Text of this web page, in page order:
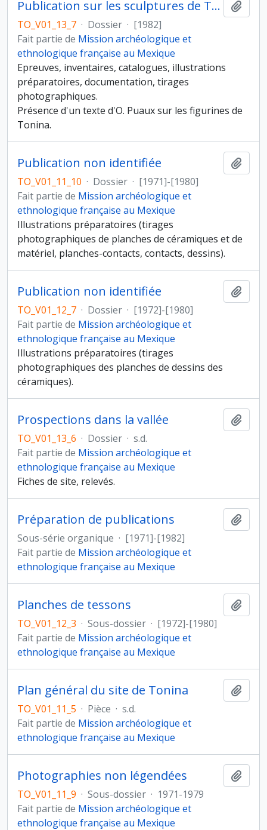
Publication sur les sculptures de Tonina, phase 1
TO_V01_13_7 · Dossier · [1982]
Fait partie de Mission archéologique et
ethnologique française au Mexique
Epreuves, inventaires, catalogues, illustrations
préparatoires, documentation, tirages
photographiques.
Présence d'un texte d'O. Puaux sur les figurines de
Tonina.
Publication non identifiée
TO_V01_11_10 · Dossier · [1971]-[1980]
Fait partie de Mission archéologique et
ethnologique française au Mexique
Illustrations préparatoires (tirages
photographiques de planches de céramiques et de
matériel, planches-contacts, contacts, dessins).
Publication non identifiée
TO_V01_12_7 · Dossier · [1972]-[1980]
Fait partie de Mission archéologique et
ethnologique française au Mexique
Illustrations préparatoires (tirages
photographiques des planches de dessins des
céramiques).
Prospections dans la vallée
TO_V01_13_6 · Dossier · s.d.
Fait partie de Mission archéologique et
ethnologique française au Mexique
Fiches de site, relevés.
Préparation de publications
Sous-série organique · [1971]-[1982]
Fait partie de Mission archéologique et
ethnologique française au Mexique
Planches de tessons
TO_V01_12_3 · Sous-dossier · [1972]-[1980]
Fait partie de Mission archéologique et
ethnologique française au Mexique
Plan général du site de Tonina
TO_V01_11_5 · Pièce · s.d.
Fait partie de Mission archéologique et
ethnologique française au Mexique
Photographies non légendées
TO_V01_11_9 · Sous-dossier · 1971-1979
Fait partie de Mission archéologique et
ethnologique française au Mexique